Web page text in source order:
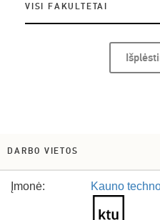
VISI FAKULTETAI
DARBO VIETOS
Įmonė: Kauno